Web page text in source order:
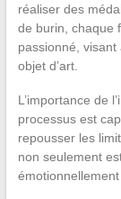
réaliser des
de burin, chaque
passionné,
objet d’art.
L’importance de
processus est
repousser les
non seulement
émotionnellement